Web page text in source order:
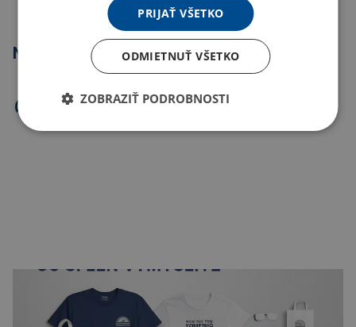
Najpredávanejšie
PRIJAŤ VŠETKO
ODMIETNUŤ VŠETKO
ZOBRAZIŤ PODROBNOSTI